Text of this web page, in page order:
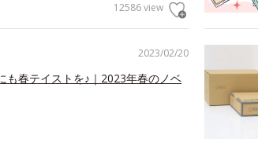
12586 view
2023/02/20
も春テイストを♪｜2023年春のノベ